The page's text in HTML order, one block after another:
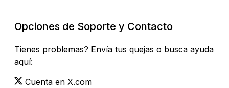
Opciones de Soporte y Contacto
Tienes problemas? Envía tus quejas o busca ayuda
aquí:
Cuenta en X.com